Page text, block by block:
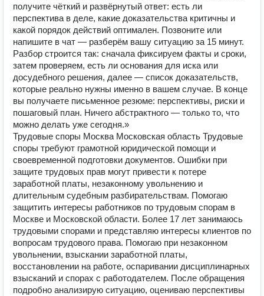
получите чёткий и развёрнутый ответ: есть ли
перспектива в деле, какие доказательства критичны и
какой порядок действий оптимален. Позвоните или
напишите в чат — разберём вашу ситуацию за 15 минут.
Разбор строится так: сначала фиксируем факты и сроки,
затем проверяем, есть ли основания для иска или
досудебного решения, далее — список доказательств,
которые реально нужны именно в вашем случае. В конце
вы получаете письменное резюме: перспективы, риски и
пошаговый план. Ничего абстрактного — только то, что
можно делать уже сегодня.»
Трудовые споры Москва Московская область Трудовые
споры требуют грамотной юридической помощи и
своевременной подготовки документов. Ошибки при
защите трудовых прав могут привести к потере
заработной платы, незаконному увольнению и
длительным судебным разбирательствам. Помогаю
защитить интересы работников по трудовым спорам в
Москве и Московской области. Более 17 лет занимаюсь
трудовыми спорами и представляю интересы клиентов по
вопросам трудового права. Помогаю при незаконном
увольнении, взыскании заработной платы,
восстановлении на работе, оспаривании дисциплинарных
взысканий и спорах с работодателем. После обращения
подробно анализирую ситуацию, оцениваю перспективы